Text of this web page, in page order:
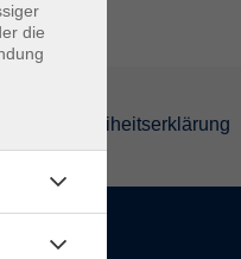
Barrierefreiheitserklärung
die